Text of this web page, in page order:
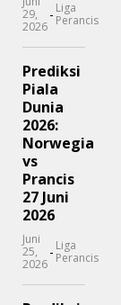
29,
2026
- Liga
Perancis
Prediksi
Piala
Dunia
2026:
Norwegia
vs
Prancis
27 Juni
2026
Juni
25,
2026
- Liga
Perancis